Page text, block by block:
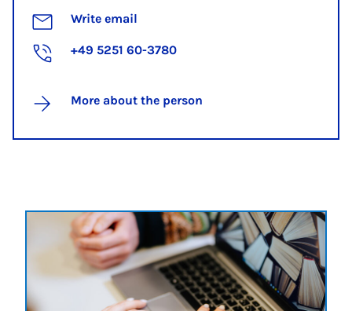
Write email
+49 5251 60-3780
More about the person